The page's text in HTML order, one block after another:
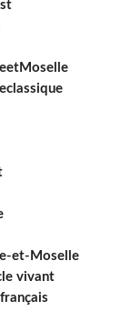
et-Moselle
vivant